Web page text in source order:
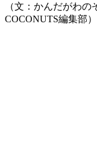
（文：かんだがわ
COCONUTS編集部）